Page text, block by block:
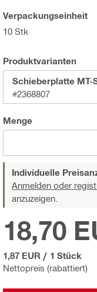
Verpackungseinheit
10 Stk
Produktvarianten
Schieberplatte MT-
#2368807
Menge
Individuelle
Anmelden oder
anzuzeigen.
Nettopreis (rabattiert)
18,70
1,87 EUR / 1 Stück